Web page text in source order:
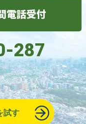
電話受付
287
試す